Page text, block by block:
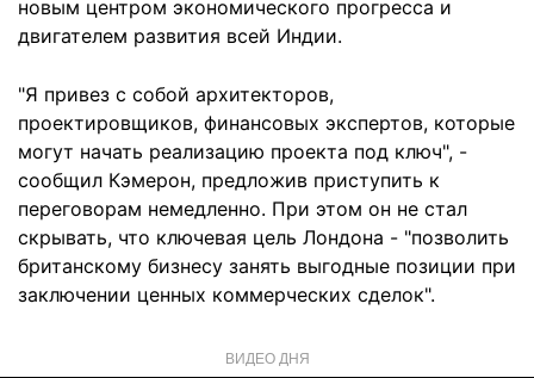
новым центром экономического прогресса и
двигателем развития всей Индии.
"Я привез с собой архитекторов,
проектировщиков, финансовых экспертов, которые
могут начать реализацию проекта под ключ", -
сообщил Кэмерон, предложив приступить к
переговорам немедленно. При этом он не стал
скрывать, что ключевая цель Лондона - "позволить
британскому бизнесу занять выгодные позиции при
заключении ценных коммерческих сделок".
ВИДЕО ДНЯ